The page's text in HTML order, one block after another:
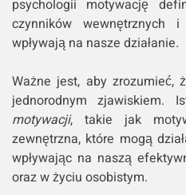
psychologii motywację
czynników wewnętrznych i
wpływają na nasze działanie.
Ważne jest, aby zrozumieć,
jednorodnym zjawiskiem.
motywacji, takie jak
zewnętrzna, które mogą
wpływając na naszą
oraz w życiu osobistym.